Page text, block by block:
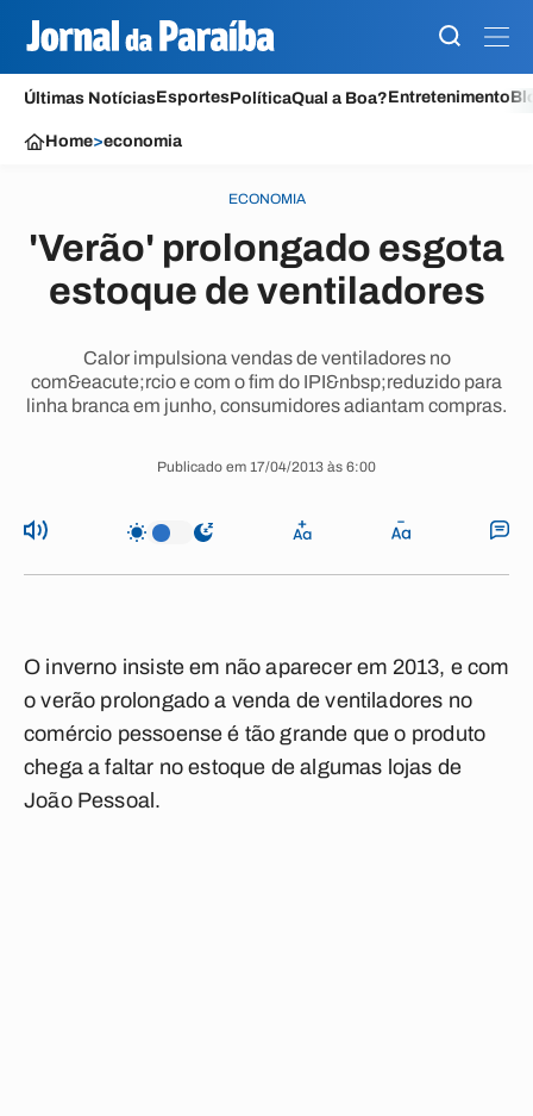
Últimas NotíciasEsportesPolíticaQual a Boa?Entretenimento
Home>economia
ECONOMIA
'Verão' prolongado esgota
estoque de ventiladores
Calor impulsiona vendas de ventiladores no
com&eacute;rcio e com o fim do IPI&nbsp;reduzido para
linha branca em junho, consumidores adiantam compras.
Publicado em 17/04/2013 às 6:00
O inverno insiste em não aparecer em 2013, e com
o verão prolongado a venda de ventiladores no
comércio pessoense é tão grande que o produto
chega a faltar no estoque de algumas lojas de
João Pessoal.